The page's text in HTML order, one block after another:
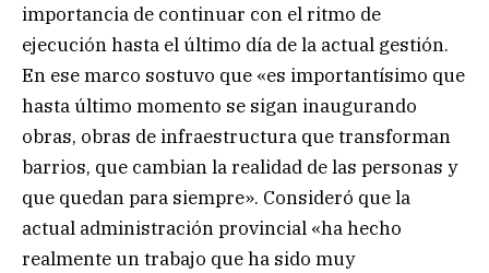
importancia de continuar con el ritmo de
ejecución hasta el último día de la actual gestión.
En ese marco sostuvo que «es importantísimo que
hasta último momento se sigan inaugurando
obras, obras de infraestructura que transforman
barrios, que cambian la realidad de las personas y
que quedan para siempre». Consideró que la
actual administración provincial «ha hecho
realmente un trabajo que ha sido muy